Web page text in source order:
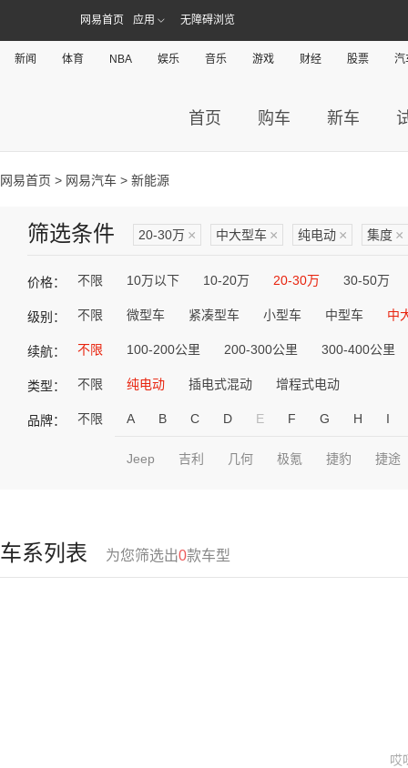
网易首页 应用 无障碍浏览
新闻 体育 NBA 娱乐 音乐 游戏 财经 股票 汽
首页 购车 新车
网易首页 > 网易汽车 > 新能源
筛选条件 20-30万 × 中大型车 × 纯电动 × 集度 ×
价格： 不限 10万以下 10-20万 20-30万 30-50万
级别： 不限 微型车 紧凑型车 小型车 中型车 中
续航： 不限 100-200公里 200-300公里 300-400公里
类型： 不限 纯电动 插电式混动 增程式电动
品牌： 不限 A B C D E F G H I
Jeep 吉利 几何 极氪 捷豹 捷途
车系列表 为您筛选出0款车型
哎